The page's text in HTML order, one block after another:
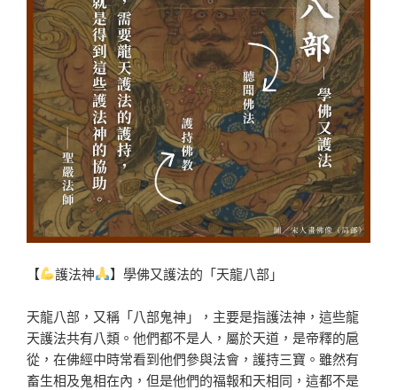
【 護法神 】學佛又護法的「天龍八部」
天龍八部，又稱「八部鬼神」，主要是指護法神，這些龍
天護法共有八類。他們都不是人，屬於天道，是帝釋的扈
從，在佛經中時常看到他們參與法會，護持三寶。雖然有
畜生相及鬼相在內，但是他們的福報和天相同，這都不是